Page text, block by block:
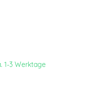
1-3 Werktage